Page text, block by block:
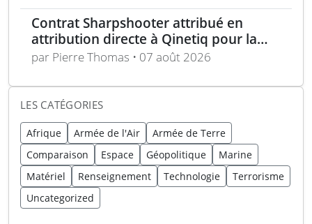
Contrat Sharpshooter attribué en
attribution directe à Qinetiq pour la
période 2026-2028
par Pierre Thomas • 07 août 2026
LES CATÉGORIES
Afrique Armée de l'Air
Armée de Terre
Comparaison
Espace Géopolitique
Marine
Matériel
Renseignement Technologie
Terrorisme
Uncategorized